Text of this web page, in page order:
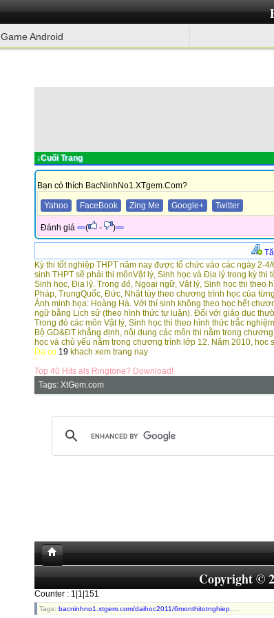
Game Android
↓Cuối Trang
Bạn có thích BacNinhNo1.XTgem.Com?
Yahoo FaceBook Zing Me Google+ Twitter
Đánh giá ( - )
Kỳ thi tốt nghiệp THPT năm nay được tổ chức vào các ngày 2-
sinh THPT sẽ phải thi mônVật lý, Sinh học và Địa lý trong kỳ
Sinh học, Địa lý. Trong đó, Ngoại ngữ, Vật lý, Sinh học thi theo
Pháp, TrungQuốc, Đức, Nhật tùy theo chương trình học của
Ảnh minh họa: Hoàng Hà. Với thí sinh không theo học hết
ngữ bằng Lịch sử (theo hình thức tự luận). Đối với giáo dục
Trong đó các môn Vật lý, Sinh học thi theo hình thức trắc
Bộ GD&ĐT khẳng định, nội dung các môn thi nằm trong
học và chủ yếu nằm trong chương trình lớp 12. Năm 2010,
Da co 19 khach xem trang nay
Top 40 Hits als Ringtone? Download!
Tags: XtGem.com
Copyright ©
Counter : 1|1|151
Tags: bacninhno1.xtgem.com/daihoc2011/6monthitotnghiep